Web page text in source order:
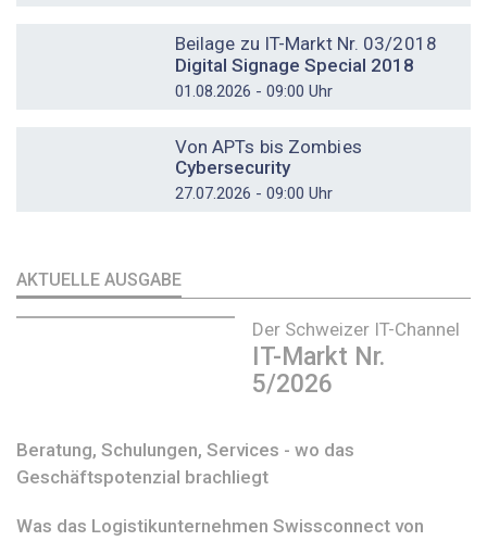
Beilage zu IT-Markt Nr. 03/2018
Digital Signage Special 2018
01.08.2026 - 09:00 Uhr
Von APTs bis Zombies
Cybersecurity
27.07.2026 - 09:00 Uhr
AKTUELLE AUSGABE
Der Schweizer IT-Channel
IT-Markt Nr.
5/2026
Beratung, Schulungen, Services - wo das
Geschäftspotenzial brachliegt
Was das Logistikunternehmen Swissconnect von